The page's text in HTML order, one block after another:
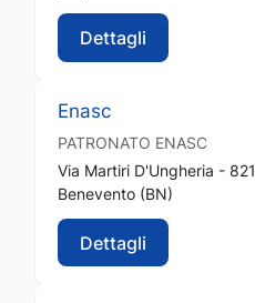
Dettagli
Enasc
PATRONATO ENASC
Via Martiri D'Ungheria -
Benevento (BN)
Dettagli